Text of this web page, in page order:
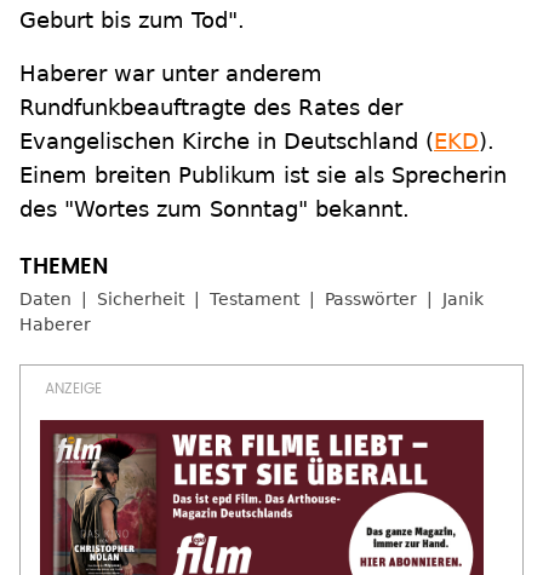
Geburt bis zum Tod".
Haberer war unter anderem
Rundfunkbeauftragte des Rates der
Evangelischen Kirche in Deutschland (EKD).
Einem breiten Publikum ist sie als Sprecherin
des "Wortes zum Sonntag" bekannt.
Daten Sicherheit Testament Passwörter
Janik
Haberer